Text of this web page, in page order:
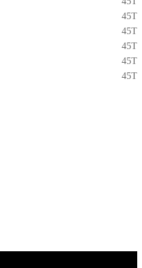
45T
45T
45T
45T
45T